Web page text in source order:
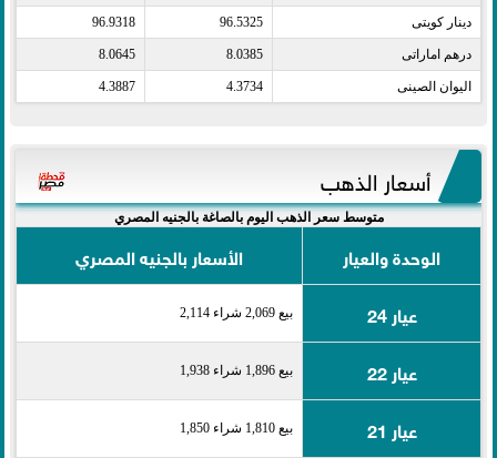
دينار كويتى​ 96.5325
96.9318
درهم اماراتى​ 8.0385
8.0645
اليوان الصينى​ 4.3734
4.3887
أسعار الذهب
متوسط سعر الذهب اليوم بالصاغة بالجنيه المصري
الوحدة والعيار
الأسعار بالجنيه المصري
عيار 24
بيع 2,069 شراء 2,114
عيار 22 بيع 1,896 شراء 1,938
عيار 21 بيع 1,810 شراء 1,850